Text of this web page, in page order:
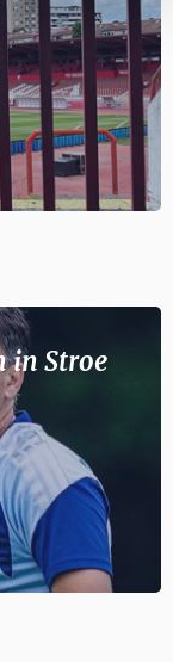
in Stroe